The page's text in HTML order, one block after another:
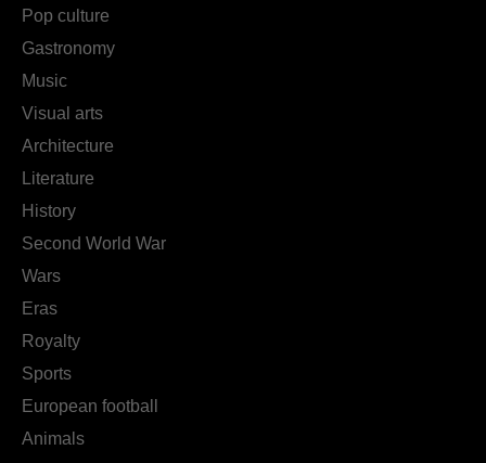
Pop culture
Gastronomy
Music
Visual arts
Architecture
Literature
History
Second World War
Wars
Eras
Royalty
Sports
European football
Animals